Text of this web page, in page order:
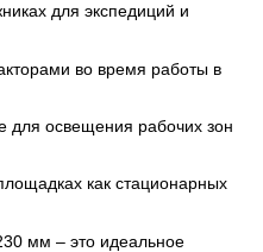
для экспедиций и
во время работы в
для освещения рабочих зон
как стационарных
мм – это идеальное